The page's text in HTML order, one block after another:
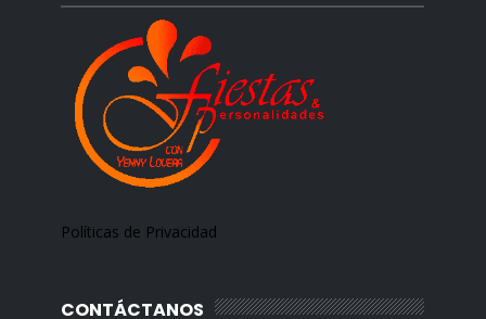
Políticas de Privacidad
CONTÁCTANOS